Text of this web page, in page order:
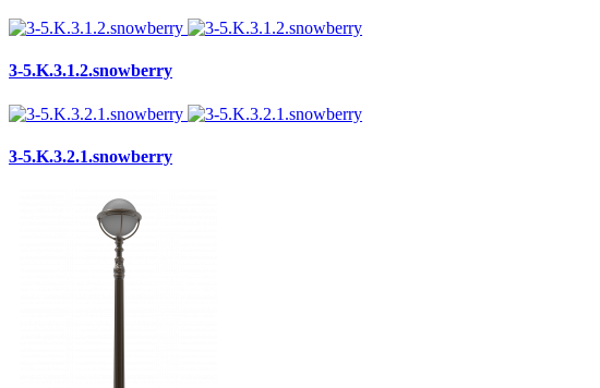
3-5.K.3.1.2.snowberry
3-5.K.3.2.1.snowberry